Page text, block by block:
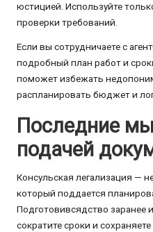
юстицией. Используйте
проверки требований.
Если вы сотрудничаете с
подробный план работ и
поможет избежать
распланировать бюджет и
Последние
подачей
Консульская легализация —
который поддается
Подготовивсядство
сократите сроки и